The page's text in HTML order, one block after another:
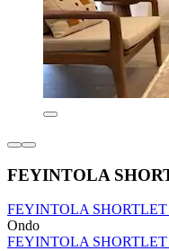
FEYINTOLA
FEYINTOLA
Ondo
FEYINTOLA